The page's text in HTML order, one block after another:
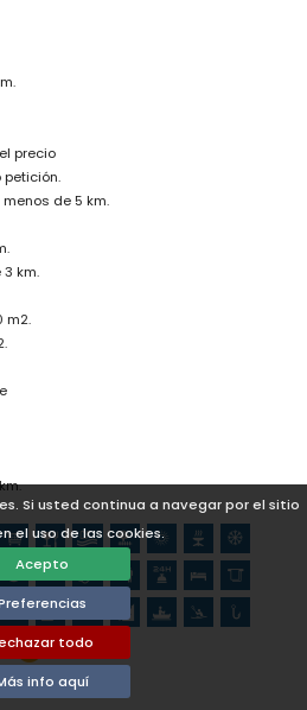
Si usted continua a navegar por el sitio
el uso de las cookies.
Acepto
todo
info aquí
Jávea), iglesia (Virgen del Loreto, Jávea),
monumento (Pueblo Histórico,
(Pueblo Histórico, Jávea), lugar
y Jávea) (a menos de 5 kilómetros del
Denia) (a menos de 25 kilómetros del
de montaña, ciclismo, escalada,
buceo, snorkel, surf, windsurf y esquí
de la villa)
Jávea) y equitación (a menos de 10
precio
de 5 km.
km.
m2.